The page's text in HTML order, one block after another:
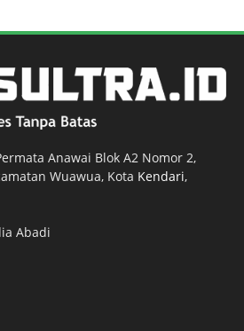
Anawai Blok A2 Nomor 2,
Wuawua, Kota Kendari,
Abadi